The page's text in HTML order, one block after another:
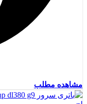
مشاهده مطلب